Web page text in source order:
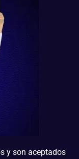
y son aceptados